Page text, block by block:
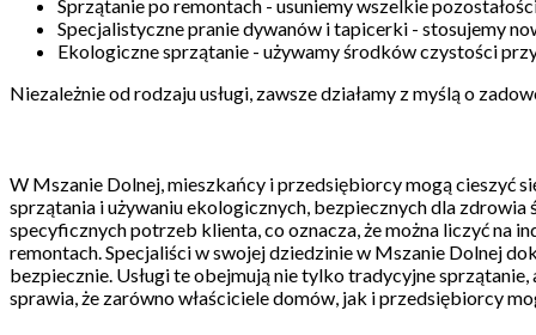
Sprzątanie po remontach - usuniemy wszelkie
Specjalistyczne pranie dywanów i tapicerki - stosujemy
Ekologiczne sprzątanie - używamy środków czystości
Niezależnie od rodzaju usługi, zawsze działamy z myślą o
W Mszanie Dolnej, mieszkańcy i przedsiębiorcy mogą cieszyć
sprzątania i używaniu ekologicznych, bezpiecznych dla
specyficznych potrzeb klienta, co oznacza, że można liczyć na
remontach. Specjaliści w swojej dziedzinie w Mszanie Dolnej
bezpiecznie. Usługi te obejmują nie tylko tradycyjne
sprawia, że zarówno właściciele domów, jak i przedsiębiorcy